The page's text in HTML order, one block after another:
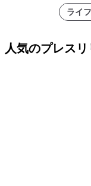
ライ
人気のプレス